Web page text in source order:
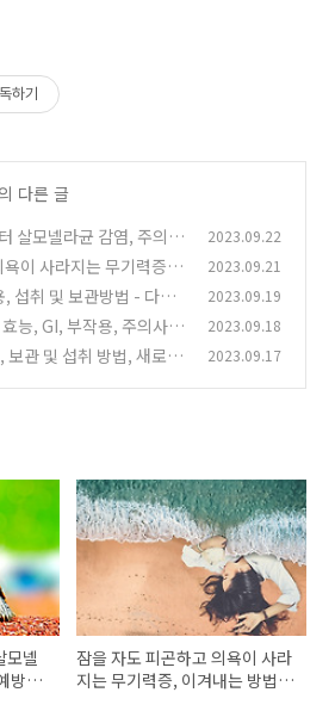
하기
다른 글
살모넬라균 감염, 주의하
2023.09.22
이 사라지는 무기력증,
2023.09.21
섭취 및 보관방법 - 다이
2023.09.19
능, GI, 부작용, 주의사항 2023.09.18
보관 및 섭취 방법, 새로운
2023.09.17
모넬
방법
잠을 자도 피곤하고 의욕이 사라
지는 무기력증, 이겨내는 방법,